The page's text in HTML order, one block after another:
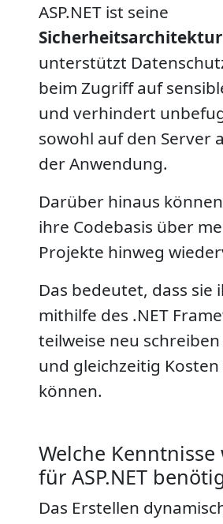
ASP.NET ist seine
Sicherheitsarchitektur
unterstützt
beim Zugriff auf
und verhindert
sowohl auf den Server
der Anwendung.
Darüber hinaus
ihre Codebasis über
Projekte hinweg
Das bedeutet, dass sie
mithilfe des .NET
teilweise neu
und gleichzeitig
können.
Welche Kenntnisse
für ASP.NET
Das Erstellen